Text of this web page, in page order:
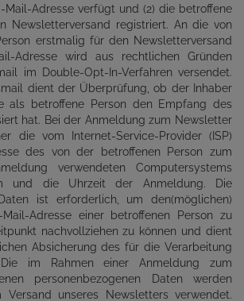
Mail-Adresse verfügt und (2) die betroffene
Newsletterversand registriert. An die von
erstmalig für den Newsletterversand
Adresse wird aus rechtlichen Gründen
im Double-Opt-In-Verfahren versendet.
dient der Überprüfung, ob der Inhaber
als betroffene Person den Empfang des
hat. Bei der Anmeldung zum Newsletter
die vom Internet-Service-Provider (ISP)
des von der betroffenen Person zum
verwendeten Computersystems
und die Uhrzeit der Anmeldung. Die
ist erforderlich, um den(möglichen)
Adresse einer betroffenen Person zu
nachvollziehen zu können und dient
Absicherung des für die Verarbeitung
Die im Rahmen einer Anmeldung zum
personenbezogenen Daten werden
Versand unseres Newsletters verwendet.